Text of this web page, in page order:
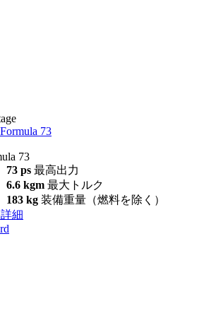
Formula 73
73
73 ps 最高出力
6.6 kgm 最大トルク
183 kg 装備重量（燃料を除く）
細